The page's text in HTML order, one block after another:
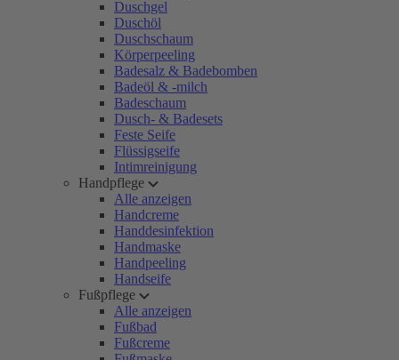
Duschgel
Duschöl
Duschschaum
Körperpeeling
Badesalz & Badebomben
Badeöl & -milch
Badeschaum
Dusch- & Badesets
Feste Seife
Flüssigseife
Intimreinigung
Handpflege
Alle anzeigen
Handcreme
Handdesinfektion
Handmaske
Handpeeling
Handseife
Fußpflege
Alle anzeigen
Fußbad
Fußcreme